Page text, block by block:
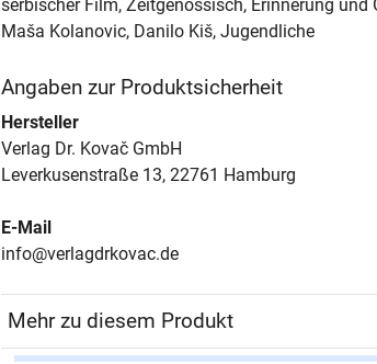
serbischer Film, Zeitgenössisch, Erinnerung
Maša Kolanovic, Danilo Kiš, Jugendliche
Angaben zur Produktsicherheit
Hersteller
Verlag Dr. Kovač GmbH
Leverkusenstraße 13, 22761 Hamburg
E-Mail
info@verlagdrkovac.de
Mehr zu diesem Produkt